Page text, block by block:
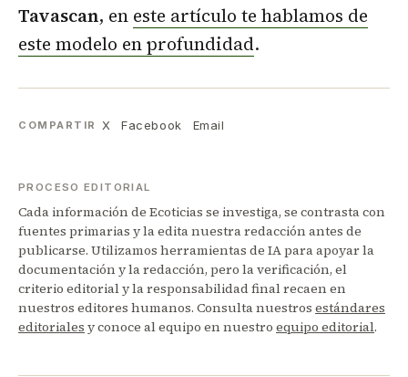
Tavascan, en este artículo te hablamos de
este modelo en profundidad.
COMPARTIR X Facebook Email
PROCESO EDITORIAL
Cada información de Ecoticias se investiga, se contrasta con
fuentes primarias y la edita nuestra redacción antes de
publicarse. Utilizamos herramientas de IA para apoyar la
documentación y la redacción, pero la verificación, el
criterio editorial y la responsabilidad final recaen en
nuestros editores humanos. Consulta nuestros estándares
editoriales y conoce al equipo en nuestro equipo editorial.